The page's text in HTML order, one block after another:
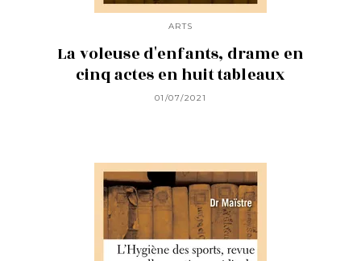
ARTS
La voleuse d'enfants, drame en
cinq actes en huit tableaux
01/07/2021